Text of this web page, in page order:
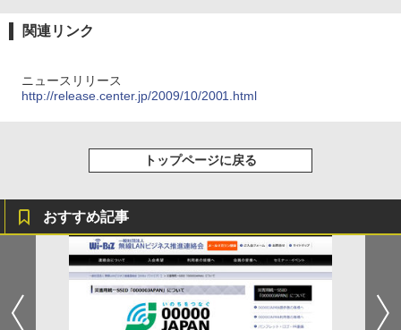
関連リンク
ニュースリリース
http://release.center.jp/2009/10/2001.html
トップページに戻る
おすすめ記事